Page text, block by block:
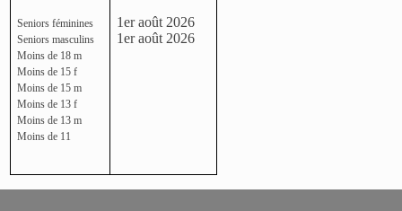
Seniors féminines
Seniors masculins
Moins de 18 m
Moins de 15 f
Moins de 15 m
Moins de 13 f
Moins de 13 m
Moins de 11
1er août 2026
1er août 2026